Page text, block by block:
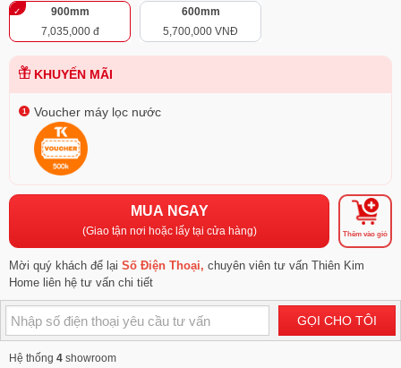
900mm
7,035,000 đ
600mm
5,700,000 VNĐ
KHUYẾN MÃI
Voucher máy lọc nước
MUA NGAY
(Giao tận nơi hoặc lấy tại cửa hàng) Thêm vào giỏ
Mời quý khách để lại Số Điện Thoại, chuyên viên tư vấn Thiên Kim
Home liên hệ tư vấn chi tiết
GỌI CHO TÔI
Hệ thống 4 showroom